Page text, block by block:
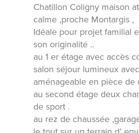
Chatillon Coligny maison
calme ,proche Montargis ,
Idéale pour projet familial
son originalité ..
au 1 er étage avec accès
salon séjour lumineux
aménageable en pièce
au second étage deux
de sport .
au rez de chaussée